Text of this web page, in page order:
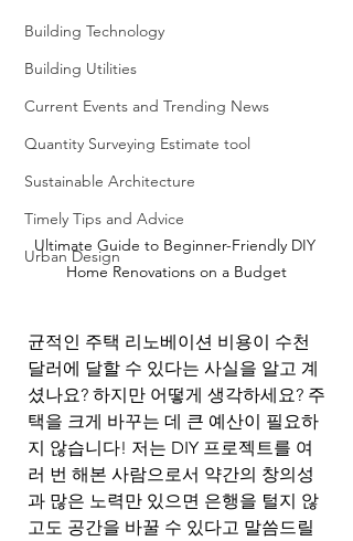
Building Technology
Building Utilities
Current Events and Trending News
Quantity Surveying Estimate tool
Sustainable Architecture
Timely Tips and Advice
Urban Design
Ultimate Guide to Beginner-Friendly DIY
Home Renovations on a Budget
균적인 주택 리노베이션 비용이 수천
달러에 달할 수 있다는 사실을 알고 계
셨나요? 하지만 어떻게 생각하세요? 주
택을 크게 바꾸는 데 큰 예산이 필요하
지 않습니다! 저는 DIY 프로젝트를 여
러 번 해본 사람으로서 약간의 창의성
과 많은 노력만 있으면 은행을 털지 않
고도 공간을 바꿀 수 있다고 말씀드릴